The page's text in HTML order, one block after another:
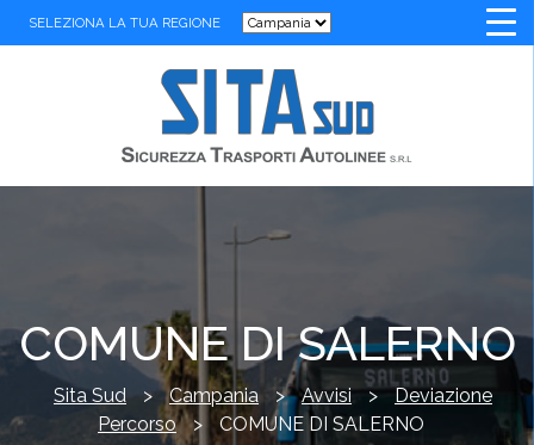
SELEZIONA LA TUA REGIONE
COMUNE DI SALERNO
Sita Sud > Campania > Avvisi > Deviazione
Percorso > COMUNE DI SALERNO